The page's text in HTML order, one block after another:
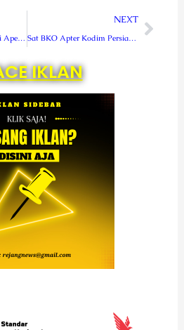
Pangdam XVIII/Kasuari Apel Bersama Prajurit TNI dan Polri Papua Barat
NEXT
Sat BKO Apter Kodim Persiapan Berikan Kontribusi Positif
Next
IKLAN